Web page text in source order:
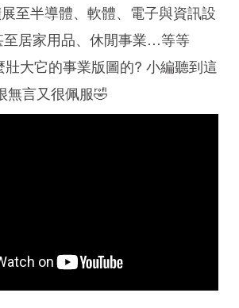
至半導體、軟體、電子與資訊設
至居家用品、休閒事業…等等
壯大它的事業版圖的? 小編聽到這
言又很佩服🤣